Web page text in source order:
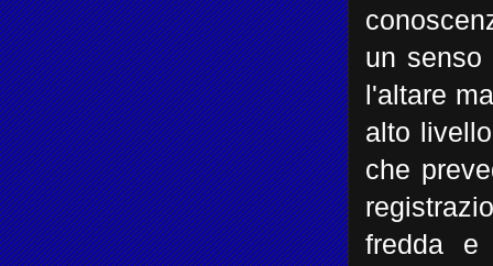
un senso
l'altare
alto
che
fredda e